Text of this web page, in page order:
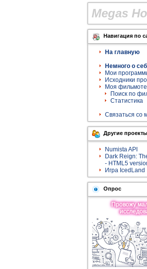
Megas Ho
Навигация по
На главную
Немного о
Мои
Исходники
Моя
Поиск по
Статистика
Связаться со
Другие проекты
Numista API
Dark Reign:
- HTML5
Игра IcedLand
Опрос
Провожу